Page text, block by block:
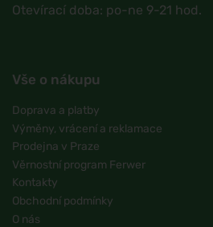
Otevírací doba: po-ne 9-21 hod.
Vše o nákupu
Doprava a platby
Výměny, vrácení a reklamace
Prodejna v Praze
Věrnostní program Ferwer
Kontakty
Obchodní podmínky
O nás